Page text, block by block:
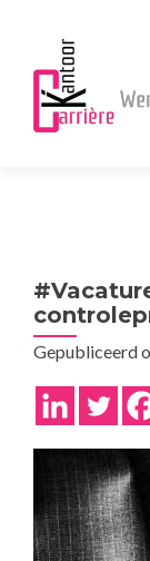
Gepubliceerd